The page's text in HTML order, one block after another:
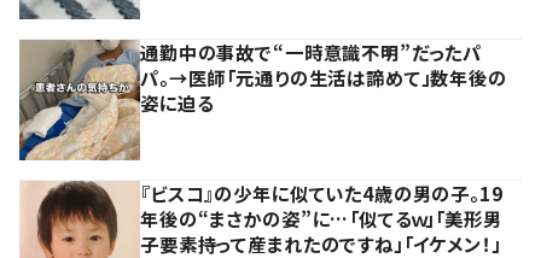
通勤中の事故で“一時意識不明”だったパ
パ。→医師「元通りの生活は諦めて」数年後の
姿に迫る
『ビスコ』の少年に似ていた4歳の男の子。19
年後の“まさかの姿”に…「似てるｗ」「美形男
子要素持って産まれたのですね」「イケメン！」